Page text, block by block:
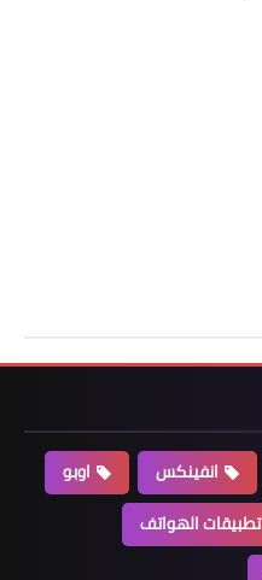
انفينكس
اوبو
تطبيقات الهواتف